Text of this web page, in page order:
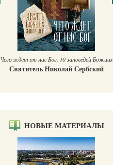
Чего ждет от нас Бог. 10 заповедей Божиих
Святитель Николай Сербский
НОВЫЕ МАТЕРИАЛЫ